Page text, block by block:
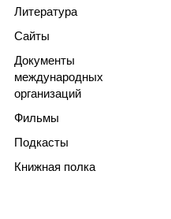
Литература
Сайты
Документы
международных
организаций
Фильмы
Подкасты
Книжная полка